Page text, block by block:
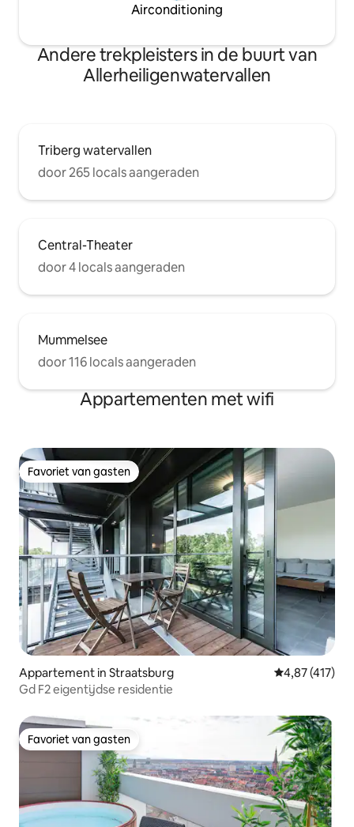
Airconditioning
Andere trekpleisters in de buurt van
Allerheiligenwatervallen
Triberg watervallen
door 265 locals aangeraden
Central-Theater
door 4 locals aangeraden
Mummelsee
door 116 locals aangeraden
Appartementen met wifi
Favoriet van gasten
Favoriet van gasten
Appartement in Straatsburg Gemiddelde
4,87 (417)
Gd F2 eigentijdse residentie
Favoriet van gasten
Favoriet van gasten